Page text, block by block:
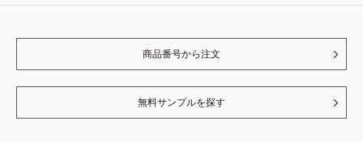
商品番号から注文
無料サンプルを探す